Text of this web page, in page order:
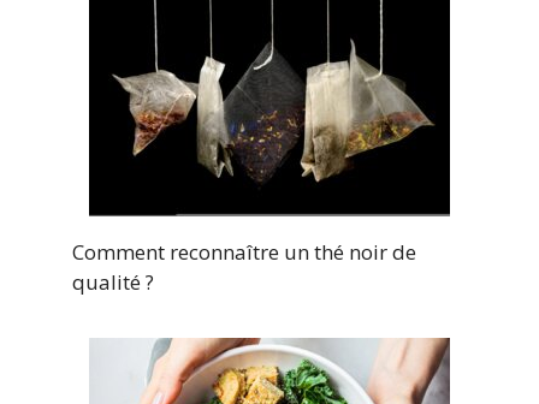
Comment reconnaître un thé noir de
qualité ?